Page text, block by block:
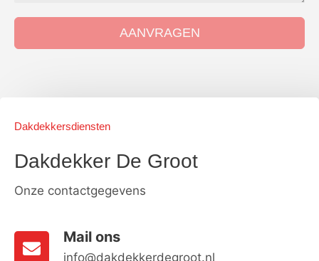
AANVRAGEN
Dakdekkersdiensten
Dakdekker De Groot
Onze contactgegevens
Mail ons
info@dakdekkerdegroot.nl